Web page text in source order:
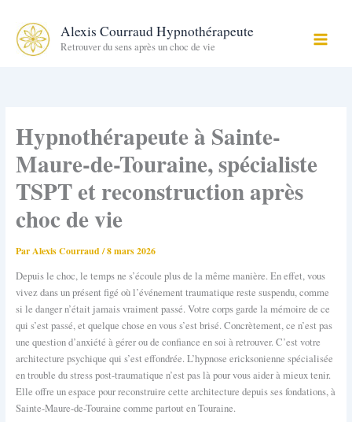
contenu
Alexis Courraud Hypnothérapeute
Retrouver du sens après un choc de vie
Hypnothérapeute à Sainte-
Maure-de-Touraine, spécialiste
TSPT et reconstruction après
choc de vie
ParAlexis Courraud/8 mars 2026
Depuis le choc, le temps ne s’écoule plus de la même manière. En effet, vous
vivez dans un présent figé où l’événement traumatique reste suspendu, comme
si le danger n’était jamais vraiment passé. Votre corps garde la mémoire de ce
qui s’est passé, et quelque chose en vous s’est brisé. Concrètement, ce n’est pas
une question d’anxiété à gérer ou de confiance en soi à retrouver. C’est votre
architecture psychique qui s’est effondrée. L’hypnose ericksonienne spécialisée
en trouble du stress post-traumatique n’est pas là pour vous aider à mieux tenir.
Elle offre un espace pour reconstruire cette architecture depuis ses fondations, à
Sainte-Maure-de-Touraine comme partout en Touraine.